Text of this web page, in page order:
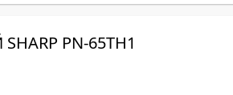
PN-65TH1